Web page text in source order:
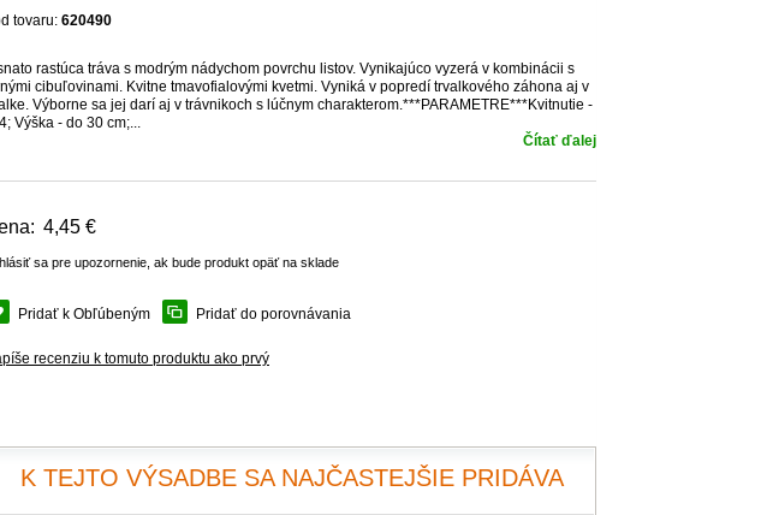
tovaru: 620490
rastúca tráva s modrým nádychom povrchu listov. Vynikajúco vyzerá v kombinácii s
cibuľovinami. Kvitne tmavofialovými kvetmi. Vyniká v popredí trvalkového záhona aj v
Výborne sa jej darí aj v trávnikoch s lúčnym charakterom.***PARAMETRE***Kvitnutie -
Výška - do 30 cm;...
Čítať ďalej
4,45 €
sa pre upozornenie, ak bude produkt opäť na sklade
Pridať k Obľúbeným Pridať do porovnávania
recenziu k tomuto produktu ako prvý
K TEJTO VÝSADBE SA NAJČASTEJŠIE PRIDÁVA